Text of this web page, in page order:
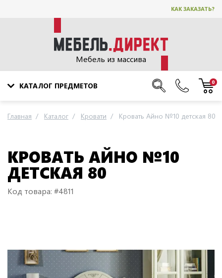
КАК ЗАКАЗАТЬ?
Мебель из массива
КАТАЛОГ ПРЕДМЕТОВ 0
Главная Каталог Кровати Кровать Айно №10 детская 80
КРОВАТЬ АЙНО №10
ДЕТСКАЯ 80
Код товара: #4811